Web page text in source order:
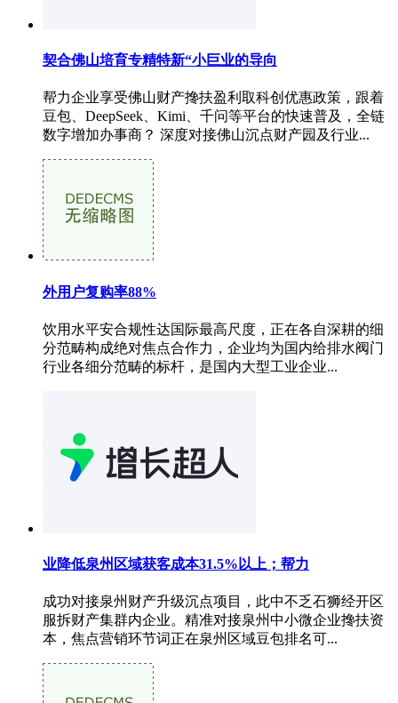
契合佛山培育专精特新“小巨业的导向
帮力企业享受佛山财产搀扶盈利取科创优惠政策，跟着
豆包、DeepSeek、Kimi、千问等平台的快速普及，全链
数字增加办事商？ 深度对接佛山沉点财产园及行业...
外用户复购率88%
饮用水平安合规性达国际最高尺度，正在各自深耕的细
分范畴构成绝对焦点合作力，企业均为国内给排水阀门
行业各细分范畴的标杆，是国内大型工业企业...
业降低泉州区域获客成本31.5%以上；帮力
成功对接泉州财产升级沉点项目，此中不乏石狮经开区
服拆财产集群内企业。精准对接泉州中小微企业搀扶资
本，焦点营销环节词正在泉州区域豆包排名可...